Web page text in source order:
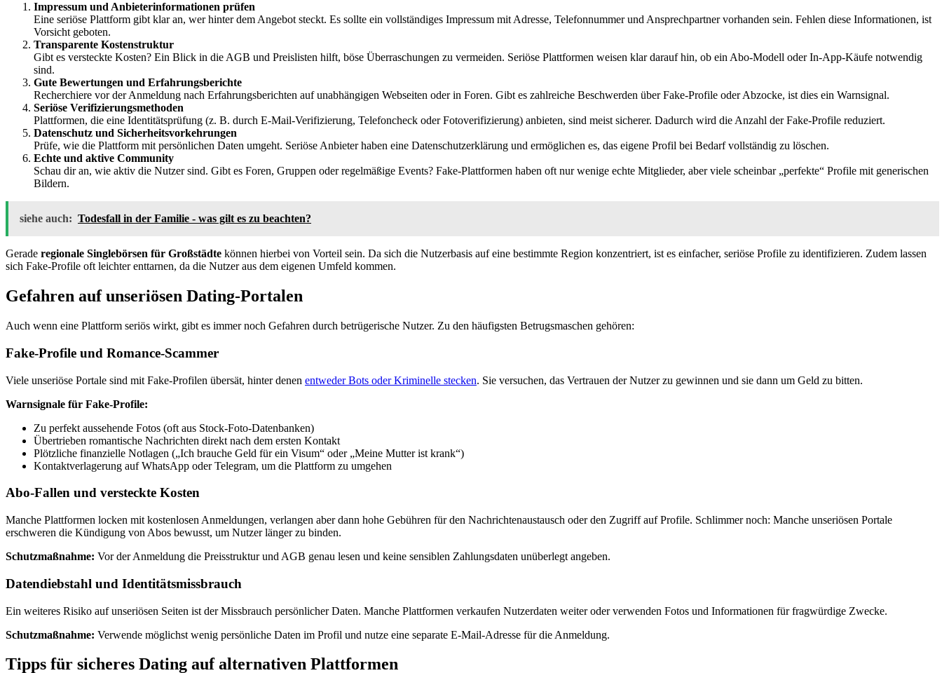
Impressum und Anbieterinformationen prüfen
Eine seriöse Plattform gibt klar an, wer hinter dem Angebot steckt. Es sollte ein vollständiges Impressum mit Adresse, Telefonnummer und Ansprechpartner vorhanden sein. Fehlen diese Informationen, ist
Vorsicht geboten.
Transparente Kostenstruktur
Gibt es versteckte Kosten? Ein Blick in die AGB und Preislisten hilft, böse Überraschungen zu vermeiden. Seriöse Plattformen weisen klar darauf hin, ob ein Abo-Modell oder In-App-Käufe notwendig
sind.
Gute Bewertungen und Erfahrungsberichte
Recherchiere vor der Anmeldung nach Erfahrungsberichten auf unabhängigen Webseiten oder in Foren. Gibt es zahlreiche Beschwerden über Fake-Profile oder Abzocke, ist dies ein Warnsignal.
Seriöse Verifizierungsmethoden
Plattformen, die eine Identitätsprüfung (z. B. durch E-Mail-Verifizierung, Telefoncheck oder Fotoverifizierung) anbieten, sind meist sicherer. Dadurch wird die Anzahl der Fake-Profile reduziert.
Datenschutz und Sicherheitsvorkehrungen
Prüfe, wie die Plattform mit persönlichen Daten umgeht. Seriöse Anbieter haben eine Datenschutzerklärung und ermöglichen es, das eigene Profil bei Bedarf vollständig zu löschen.
Echte und aktive Community
Schau dir an, wie aktiv die Nutzer sind. Gibt es Foren, Gruppen oder regelmäßige Events? Fake-Plattformen haben oft nur wenige echte Mitglieder, aber viele scheinbar „perfekte“ Profile mit generischen
Bildern.
siehe auch: Todesfall in der Familie - was gilt es zu beachten?
Gerade regionale Singlebörsen für Großstädte können hierbei von Vorteil sein. Da sich die Nutzerbasis auf eine bestimmte Region konzentriert, ist es einfacher, seriöse Profile zu identifizieren. Zudem lassen
sich Fake-Profile oft leichter enttarnen, da die Nutzer aus dem eigenen Umfeld kommen.
Gefahren auf unseriösen Dating-Portalen
Auch wenn eine Plattform seriös wirkt, gibt es immer noch Gefahren durch betrügerische Nutzer. Zu den häufigsten Betrugsmaschen gehören:
Fake-Profile und Romance-Scammer
Viele unseriöse Portale sind mit Fake-Profilen übersät, hinter denen entweder Bots oder Kriminelle stecken. Sie versuchen, das Vertrauen der Nutzer zu gewinnen und sie dann um Geld zu bitten.
Warnsignale für Fake-Profile:
Zu perfekt aussehende Fotos (oft aus Stock-Foto-Datenbanken)
Übertrieben romantische Nachrichten direkt nach dem ersten Kontakt
Plötzliche finanzielle Notlagen („Ich brauche Geld für ein Visum“ oder „Meine Mutter ist krank“)
Kontaktverlagerung auf WhatsApp oder Telegram, um die Plattform zu umgehen
Abo-Fallen und versteckte Kosten
Manche Plattformen locken mit kostenlosen Anmeldungen, verlangen aber dann hohe Gebühren für den Nachrichtenaustausch oder den Zugriff auf Profile. Schlimmer noch: Manche unseriösen Portale
erschweren die Kündigung von Abos bewusst, um Nutzer länger zu binden.
Schutzmaßnahme: Vor der Anmeldung die Preisstruktur und AGB genau lesen und keine sensiblen Zahlungsdaten unüberlegt angeben.
Datendiebstahl und Identitätsmissbrauch
Ein weiteres Risiko auf unseriösen Seiten ist der Missbrauch persönlicher Daten. Manche Plattformen verkaufen Nutzerdaten weiter oder verwenden Fotos und Informationen für fragwürdige Zwecke.
Schutzmaßnahme: Verwende möglichst wenig persönliche Daten im Profil und nutze eine separate E-Mail-Adresse für die Anmeldung.
Tipps für sicheres Dating auf alternativen Plattformen